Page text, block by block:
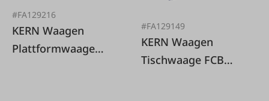
#FA129216
KERN Waagen
Plattformwaage
#FA129149
KERN Waagen
Tischwaage FCB